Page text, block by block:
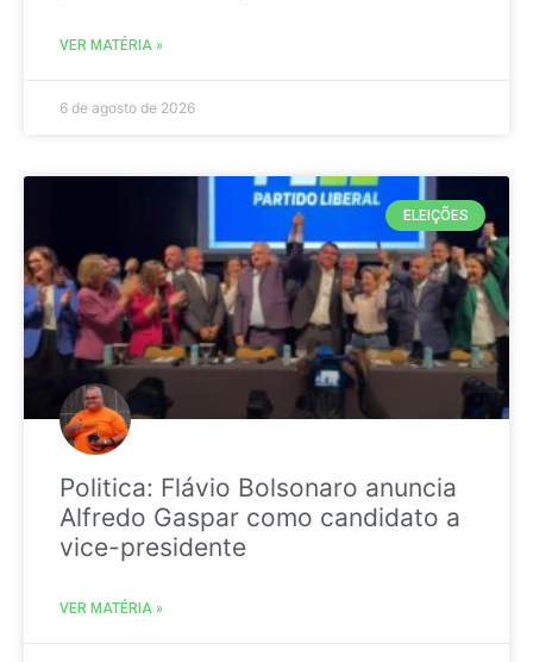
VER MATÉRIA »
6 de agosto de 2026
ELEIÇÕES
Politica: Flávio Bolsonaro anuncia
Alfredo Gaspar como candidato a
vice-presidente
VER MATÉRIA »